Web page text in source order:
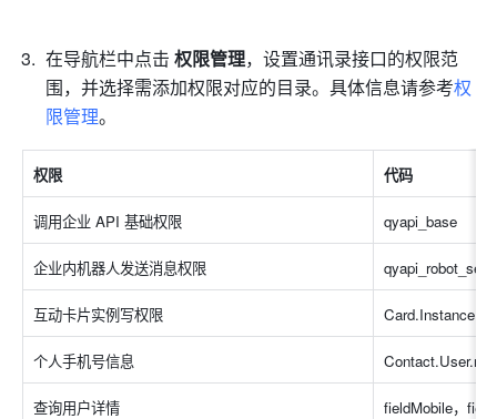
在导航栏中点击 权限管理，设置通讯录接口的权限范
围，并选择需添加权限对应的目录。具体信息请参考权
限管理。
权限 代码
调用企业 API 基础权限 qyapi_base
企业内机器人发送消息权限
互动卡片实例写权限
个人手机号信息
查询用户详情 fieldMobile，